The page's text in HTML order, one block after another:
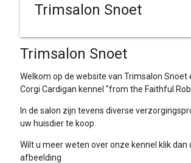
Trimsalon Snoet
Trimsalon Snoet
Welkom op de website van Trimsalon Snoet
Corgi Cardigan kennel "from the Faithful
In de salon zijn tevens diverse
uw huisdier te koop.
Wilt u meer weten over onze kennel klik dan
afbeelding